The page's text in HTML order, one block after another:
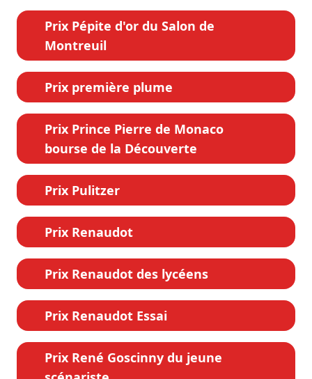
Prix Pépite d'or du Salon de
Montreuil
Prix première plume
Prix Prince Pierre de Monaco
bourse de la Découverte
Prix Pulitzer
Prix Renaudot
Prix Renaudot des lycéens
Prix Renaudot Essai
Prix René Goscinny du jeune